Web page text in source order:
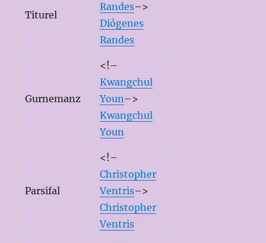
Titurel
Randes–>
Diógenes
Randes
Gurnemanz
<!–
Kwangchul
Youn–>
Kwangchul
Youn
Parsifal
<!–
Christopher
Ventris–>
Christopher
Ventris